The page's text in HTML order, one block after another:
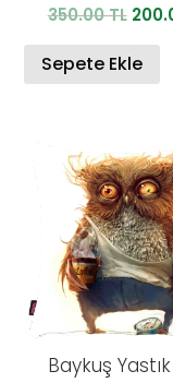
350.00TL
Sepete Ekle
Baykuş Yastık